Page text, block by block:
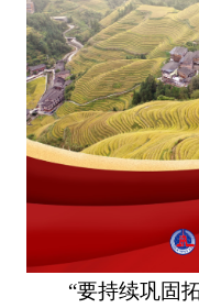
“要持续巩固